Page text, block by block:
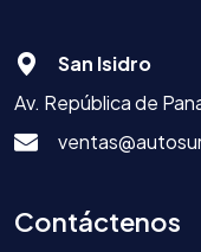
San Isidro
Av. República de
Contáctenos